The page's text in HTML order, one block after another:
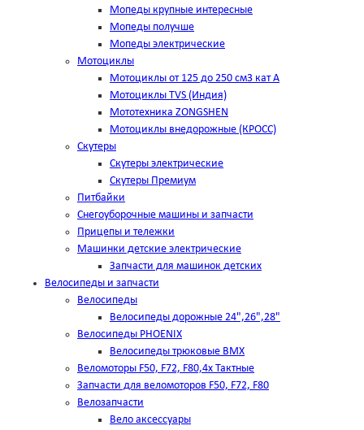
Мопеды крупные интересные
Мопеды получше
Мопеды электрические
Мотоциклы
Мотоциклы от 125 до 250 см3 кат А
Мотоциклы TVS (Индия)
Мототехника ZONGSHEN
Мотоциклы внедорожные (КРОСС)
Скутеры
Скутеры электрические
Скутеры Премиум
Питбайки
Снегоуборочные машины и запчасти
Прицепы и тележки
Машинки детские электрические
Запчасти для машинок детских
Велосипеды и запчасти
Велосипеды
Велосипеды дорожные 24",26",28"
Велосипеды PHOENIX
Велосипеды трюковые BMX
Веломоторы F50, F72, F80,4х Тактные
Запчасти для веломоторов F50, F72, F80
Велозапчасти
Вело аксессуары